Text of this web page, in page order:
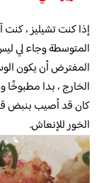
إذا كنت تشيليز ،
المتوسطة وجاء لي
المفترض أن يكون
الخارج ، بدا مطبوخًا
كان قد أصيب بنبض
الخور للإنعاش.